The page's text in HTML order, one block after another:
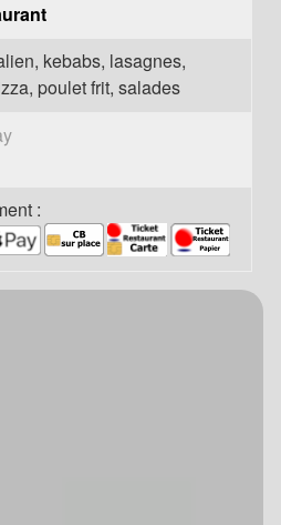
kebabs, lasagnes,
poulet frit, salades
: